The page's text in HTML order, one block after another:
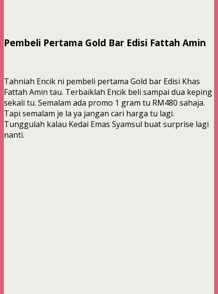
Pembeli Pertama Gold Bar Edisi Fattah Amin
Tahniah Encik ni pembeli pertama Gold bar Edisi Khas
Fattah Amin tau. Terbaiklah Encik beli sampai dua keping
sekali tu. Semalam ada promo 1 gram tu RM480 sahaja.
Tapi semalam je la ya jangan cari harga tu lagi.
Tunggulah kalau Kedai Emas Syamsul buat surprise lagi
nanti.